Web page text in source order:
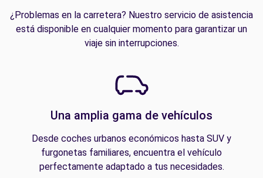
¿Problemas en la carretera? Nuestro servicio de asistencia
está disponible en cualquier momento para garantizar un
viaje sin interrupciones.
Una amplia gama de vehículos
Desde coches urbanos económicos hasta SUV y
furgonetas familiares, encuentra el vehículo
perfectamente adaptado a tus necesidades.